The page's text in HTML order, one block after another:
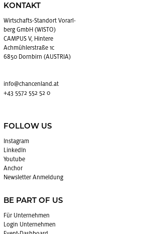
KONTAKT
Wirt­schafts-Stand­ort Vor­arl­
berg GmbH (WISTO)
CAMPUS V, Hintere
Achmühlerstraße 1c
6850 Dornbirn (AUSTRIA)
info@​chancenland.​at
+43 5572 552 52 0
FOLLOW US
In­sta­gram
Lin­kedIn
You­tube
An­chor
News­let­ter An­mel­dung
BE PART OF US
Für Un­ter­neh­men
Login Un­ter­neh­men